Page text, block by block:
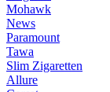
Mohawk
News
Paramount
Tawa
Slim Zigaretten
Allure